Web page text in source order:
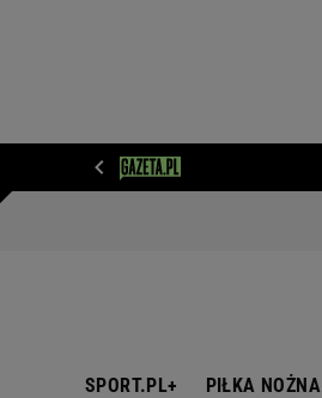
SPORT.PL+ PIŁKA NOŻNA